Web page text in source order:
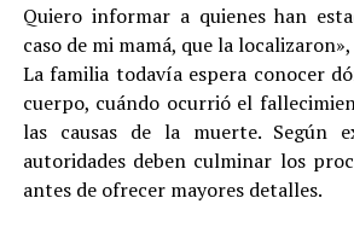
Quiero informar a quienes han
caso de mi mamá, que la
La familia todavía espera conocer
cuerpo, cuándo ocurrió el
las causas de la muerte. Según
autoridades deben culminar los
antes de ofrecer mayores detalles.